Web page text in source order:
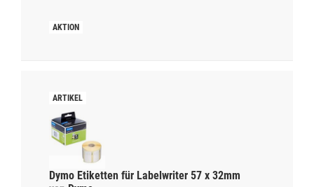
Dymo Etiketten für Labelwriter 57 x 32mm